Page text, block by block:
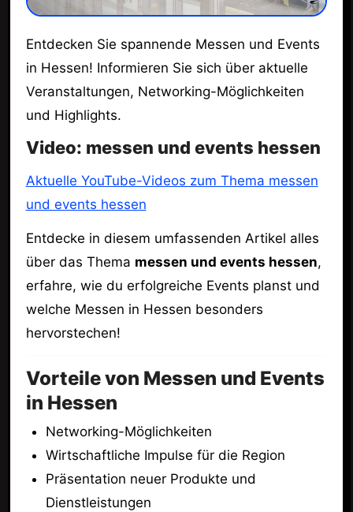
Entdecken Sie spannende Messen und Events
in Hessen! Informieren Sie sich über aktuelle
Veranstaltungen, Networking-Möglichkeiten
und Highlights.
Video: messen und events hessen
Aktuelle YouTube-Videos zum Thema messen
und events hessen
Entdecke in diesem umfassenden Artikel alles
über das Thema messen und events hessen,
erfahre, wie du erfolgreiche Events planst und
welche Messen in Hessen besonders
hervorstechen!
Vorteile von Messen und Events
in Hessen
Networking-Möglichkeiten
Wirtschaftliche Impulse für die Region
Präsentation neuer Produkte und
Dienstleistungen